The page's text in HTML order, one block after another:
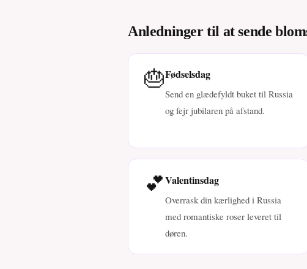
Anledninger til at sende
🎂Fødselsdag
Send en glædefyldt buket til Russia
og fejr jubilaren på afstand.
💕Valentinsdag
Overrask din kærlighed i Russia
med romantiske roser leveret til
døren.